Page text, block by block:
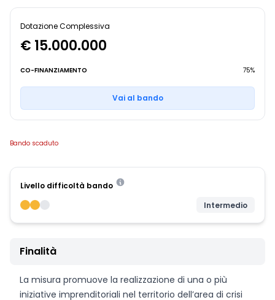
Dotazione Complessiva
€ 15.000.000
CO-FINANZIAMENTO 75%
Vai al bando
Bando scaduto
Livello difficoltà bando
Intermedio
Finalità
La misura promuove la realizzazione di una o più
iniziative imprenditoriali nel territorio dell’area di crisi